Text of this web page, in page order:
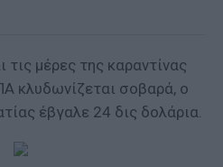
μέρες της καραντίνας
κλυδωνίζεται σοβαρά, ο
έβγαλε 24 δις δολάρια.